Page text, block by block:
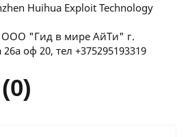
Huihua Exploit Technology
ООО "Гид в мире АйТи" г.
оф 20, тел +375295193319